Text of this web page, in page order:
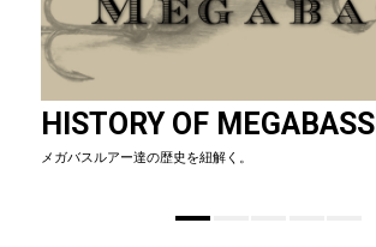
HISTORY OF MEGABASS
メガバスルアー達の歴史を紐解く。